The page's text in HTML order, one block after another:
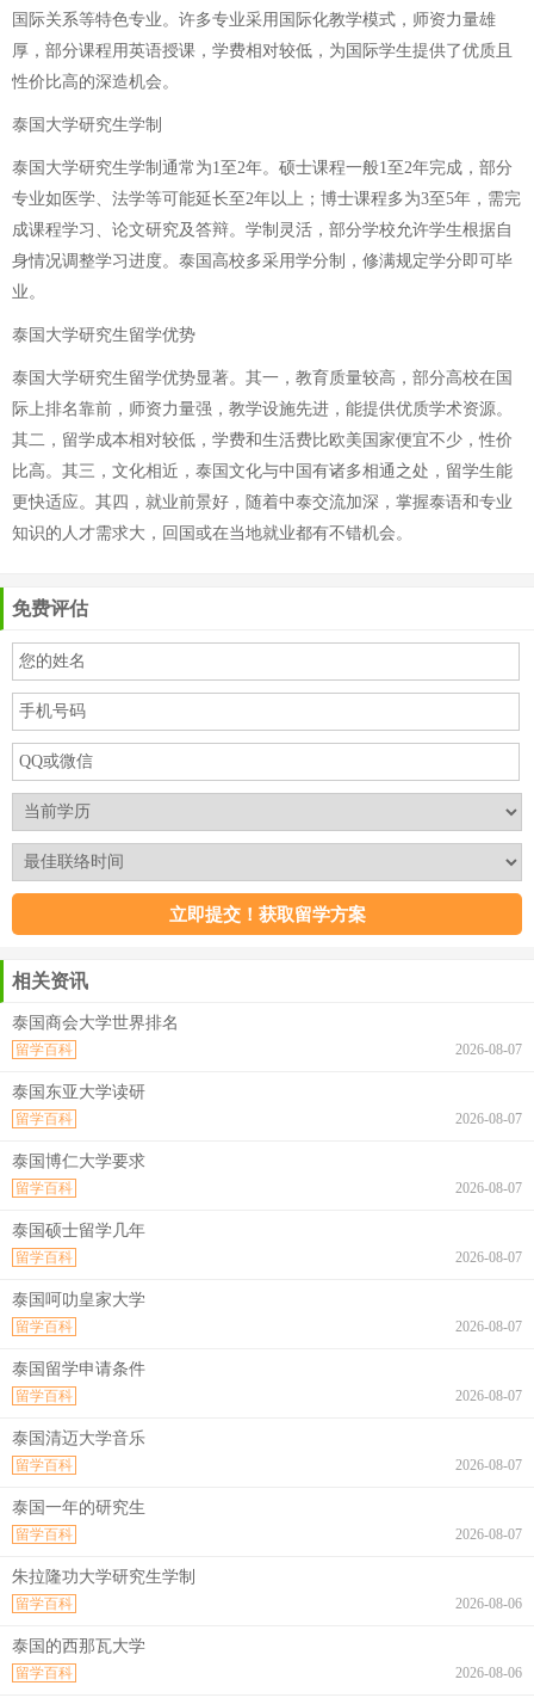
国际关系等特色专业。许多专业采用国际化教学模式，师资力量雄
厚，部分课程用英语授课，学费相对较低，为国际学生提供了优质且
性价比高的深造机会。
泰国大学研究生学制
泰国大学研究生学制通常为1至2年。硕士课程一般1至2年完成，部分
专业如医学、法学等可能延长至2年以上；博士课程多为3至5年，需完
成课程学习、论文研究及答辩。学制灵活，部分学校允许学生根据自
身情况调整学习进度。泰国高校多采用学分制，修满规定学分即可毕
业。
泰国大学研究生留学优势
泰国大学研究生留学优势显著。其一，教育质量较高，部分高校在国
际上排名靠前，师资力量强，教学设施先进，能提供优质学术资源。
其二，留学成本相对较低，学费和生活费比欧美国家便宜不少，性价
比高。其三，文化相近，泰国文化与中国有诸多相通之处，留学生能
更快适应。其四，就业前景好，随着中泰交流加深，掌握泰语和专业
知识的人才需求大，回国或在当地就业都有不错机会。
免费评估
相关资讯
泰国商会大学世界排名
2026-08-07
留学百科
泰国东亚大学读研
2026-08-07
留学百科
泰国博仁大学要求
2026-08-07
留学百科
泰国硕士留学几年
2026-08-07
留学百科
泰国呵叻皇家大学
2026-08-07
留学百科
泰国留学申请条件
2026-08-07
留学百科
泰国清迈大学音乐
2026-08-07
留学百科
泰国一年的研究生
2026-08-07
留学百科
朱拉隆功大学研究生学制
2026-08-06
留学百科
泰国的西那瓦大学
2026-08-06
留学百科